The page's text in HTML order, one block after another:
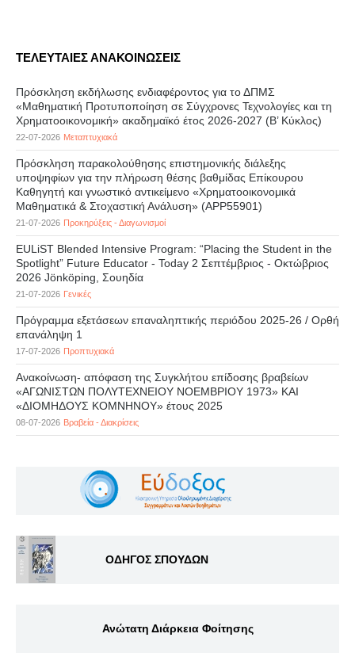
ΤΕΛΕΥΤΑΙΕΣ ΑΝΑΚΟΙΝΩΣΕΙΣ
Πρόσκληση εκδήλωσης ενδιαφέροντος για το ΔΠΜΣ
«Μαθηματική Προτυποποίηση σε Σύγχρονες Τεχνολογίες και τη
Χρηματοοικονομική» ακαδημαϊκό έτος 2026-2027 (B’ Kύκλος)
22-07-2026 Μεταπτυχιακά
Πρόσκληση παρακολούθησης επιστημονικής διάλεξης
υποψηφίων για την πλήρωση θέσης βαθμίδας Επίκουρου
Καθηγητή και γνωστικό αντικείμενο «Χρηματοοικονομικά
Μαθηματικά & Στοχαστική Ανάλυση» (APP55901)
21-07-2026 Προκηρύξεις - Διαγωνισμοί
EULiST Blended Intensive Program: “Placing the Student in the
Spotlight” Future Educator - Today 2 Σεπτέμβριος - Οκτώβριος
2026 Jönköping, Σουηδία
21-07-2026 Γενικές
Πρόγραμμα εξετάσεων επαναληπτικής περιόδου 2025-26 / Ορθή
επανάληψη 1
17-07-2026 Προπτυχιακά
Ανακοίνωση- απόφαση της Συγκλήτου επίδοσης βραβείων
«ΑΓΩΝΙΣΤΩΝ ΠΟΛΥΤΕΧΝΕΙΟΥ ΝΟΕΜΒΡΙΟΥ 1973» ΚΑΙ
«ΔΙΟΜΗΔΟΥΣ ΚΟΜΝΗΝΟΥ» έτους 2025
08-07-2026 Βραβεία - Διακρίσεις
ΟΔΗΓΟΣ ΣΠΟΥΔΩΝ
Ανώτατη Διάρκεια Φοίτησης